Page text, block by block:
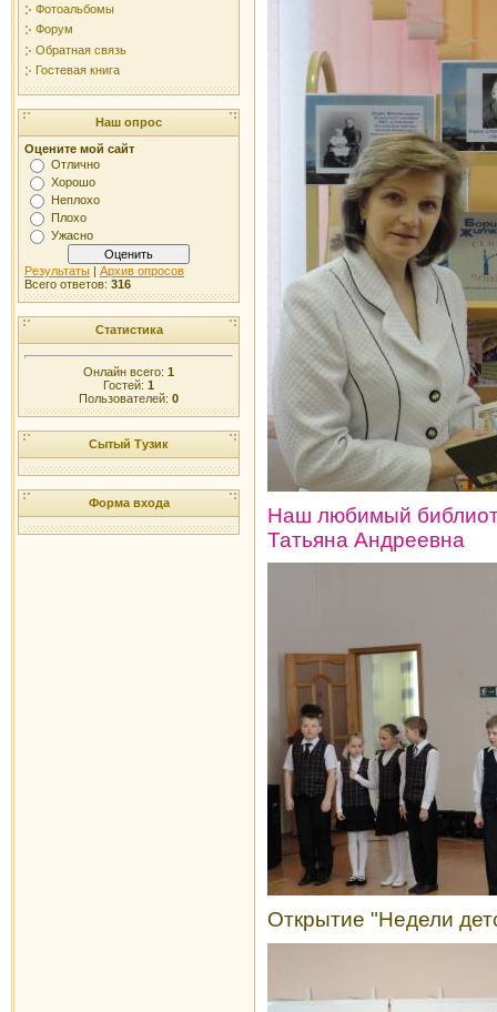
Фотоальбомы
Форум
Обратная связь
Гостевая книга
Наш опрос
Оцените мой сайт
Отлично
Хорошо
Неплохо
Плохо
Ужасно
Результаты | Архив опросов
Всего ответов: 316
Статистика
Онлайн всего: 1
Гостей: 1
Пользователей: 0
Сытый Тузик
Форма входа
Наш любимый
Татьяна Андреевна
Открытие "Недели